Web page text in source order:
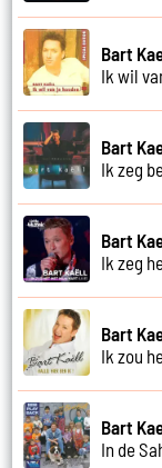
Bart
Ik wil
Bart
Ik zeg
Bart
Ik zeg
Bart
Ik zou
Bart
In de